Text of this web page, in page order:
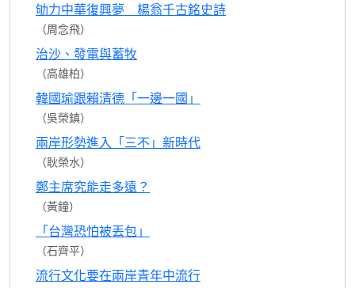
劬力中華復興夢 楊翁千古銘史詩
（周念飛）
治沙、發電與蓄牧
（高雄柏）
韓國瑜跟賴清德「一邊一國」
（吳榮鎮）
兩岸形勢進入「三不」新時代
（耿榮水）
鄭主席究能走多遠？
（黃鐘）
「台灣恐怕被丟包」
（石齊平）
流行文化要在兩岸青年中流行